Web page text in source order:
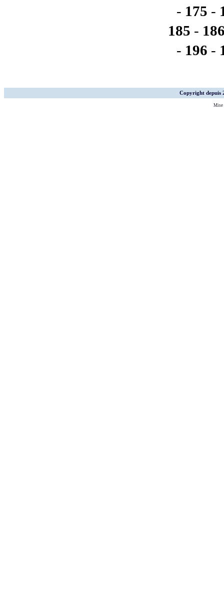
- 175 -
185 -
- 196 -
Copyright depuis
Mise